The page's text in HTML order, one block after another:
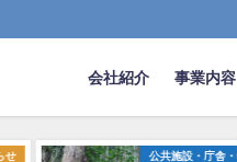
会社紹介 事業内容
公共施設・庁舎・学校